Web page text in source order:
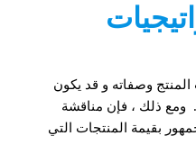
وصفاته و قد يكون
ومع ذلك ، فإن مناقشة
بقيمة المنتجات التي